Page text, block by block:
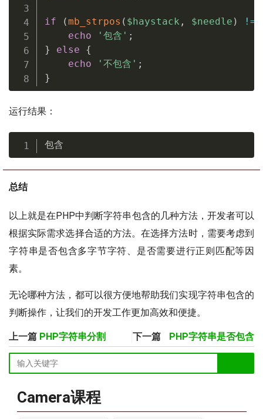
if (mb_strpos ( $haystack , $needle )
!==
echo
'包含' ;
}
else
{
echo
'不包含' ;
}
运行结果：
包含
总结
以上就是在PHP中判断字符串包含的几种方法，开发者可以
根据实际需求选择合适的方法。在选择方法时，需要考虑到
字符串是否包含多字节字符、是否需要进行正则匹配等因
素。
无论哪种方法，都可以很方便地帮助我们实现字符串包含的
判断操作，让我们的开发工作更加高效和便捷。
上一篇 PHP字符串分割 下一篇 PHP字符串是否包含
Camera课程